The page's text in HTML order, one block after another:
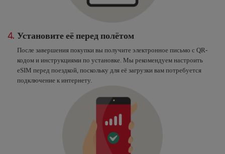
4. Установите её перед полётом
После завершения покупки вы получите электронное письмо с QR-
кодом и инструкциями по установке. Мы рекомендуем настроить
eSIM перед поездкой, поскольку для её загрузки вам потребуется
подключение к интернету.